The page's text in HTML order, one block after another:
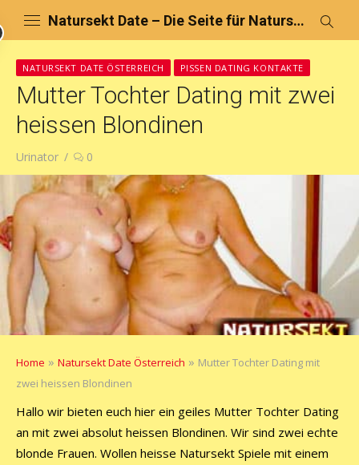
to
Natursekt Date – Die Seite für Natursekt Dating und Pissen Fick Treffen
NATURSEKT DATE ÖSTERREICH PISSEN DATING KONTAKTE
Mutter Tochter Dating mit zwei
heissen Blondinen
Author
Urinator 0
Home » Natursekt Date Österreich » Mutter Tochter Dating mit
zwei heissen Blondinen
Hallo wir bieten euch hier ein geiles Mutter Tochter Dating
an mit zwei absolut heissen Blondinen. Wir sind zwei echte
blonde Frauen. Wollen heisse Natursekt Spiele mit einem